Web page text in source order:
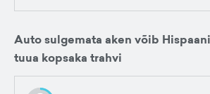
Auto sulgemata aken võib
tuua kopsaka trahvi